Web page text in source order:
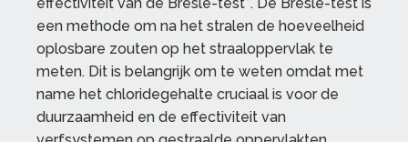
een methode om na het stralen de hoeveelheid
oplosbare zouten op het straaloppervlak te
meten. Dit is belangrijk om te weten omdat met
name het chloridegehalte cruciaal is voor de
duurzaamheid en de effectiviteit van